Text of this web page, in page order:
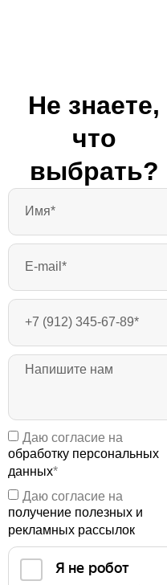
Не знаете,
что
выбрать?
Даю согласие на
обработку персональных
данных*
Даю согласие на
получение полезных и
рекламных рассылок